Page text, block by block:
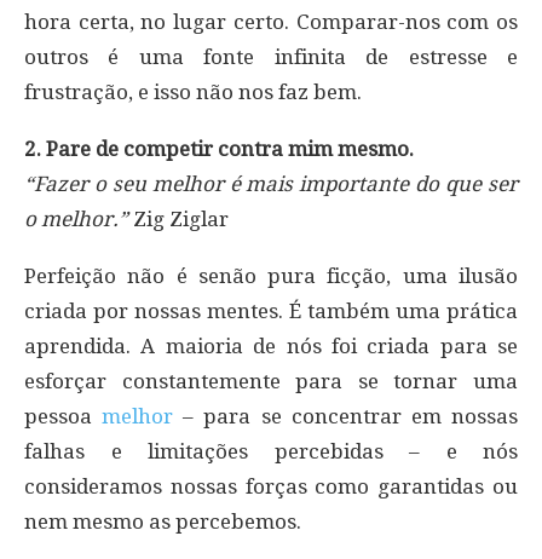
hora certa, no lugar certo. Comparar-nos com os
outros é uma fonte infinita de estresse e
frustração, e isso não nos faz bem.
2. Pare de competir contra mim mesmo.
“Fazer o seu melhor é mais importante do que ser
o melhor.”Zig Ziglar
Perfeição não é senão pura ficção, uma ilusão
criada por nossas mentes. É também uma prática
aprendida. A maioria de nós foi criada para se
esforçar constantemente para se tornar uma
pessoamelhor – para se concentrar em nossas
falhas e limitações percebidas – e nós
consideramos nossas forças como garantidas ou
nem mesmo as percebemos.